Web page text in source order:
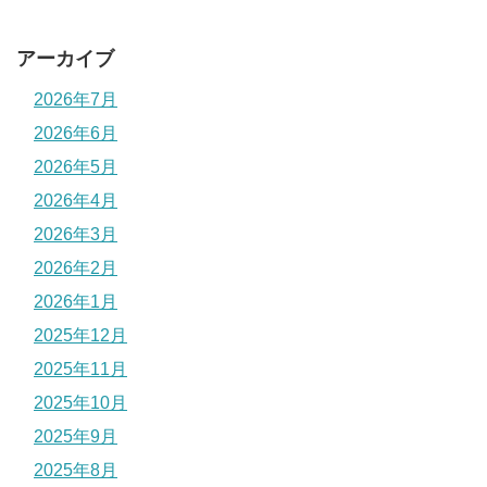
アーカイブ
2026年7月
2026年6月
2026年5月
2026年4月
2026年3月
2026年2月
2026年1月
2025年12月
2025年11月
2025年10月
2025年9月
2025年8月